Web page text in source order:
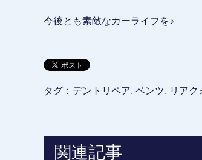
今後とも素敵なカーライフを♪
タグ： デントリペア, ベンツ, リアク
関連記事